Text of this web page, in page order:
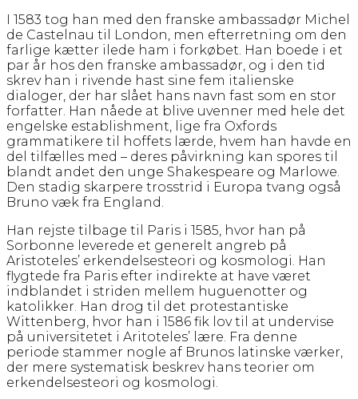
I 1583 tog han med den franske ambassadør Michel
de Castelnau til London, men efterretning om den
farlige kætter ilede ham i forkøbet. Han boede i et
par år hos den franske ambassadør, og i den tid
skrev han i rivende hast sine fem italienske
dialoger, der har slået hans navn fast som en stor
forfatter. Han nåede at blive uvenner med hele det
engelske establishment, lige fra Oxfords
grammatikere til hoffets lærde, hvem han havde en
del tilfælles med – deres påvirkning kan spores til
blandt andet den unge Shakespeare og Marlowe.
Den stadig skarpere trosstrid i Europa tvang også
Bruno væk fra England.
Han rejste tilbage til Paris i 1585, hvor han på
Sorbonne leverede et generelt angreb på
Aristoteles’ erkendelsesteori og kosmologi. Han
flygtede fra Paris efter indirekte at have været
indblandet i striden mellem huguenotter og
katolikker. Han drog til det protestantiske
Wittenberg, hvor han i 1586 fik lov til at undervise
på universitetet i Aritoteles’ lære. Fra denne
periode stammer nogle af Brunos latinske værker,
der mere systematisk beskrev hans teorier om
erkendelsesteori og kosmologi.